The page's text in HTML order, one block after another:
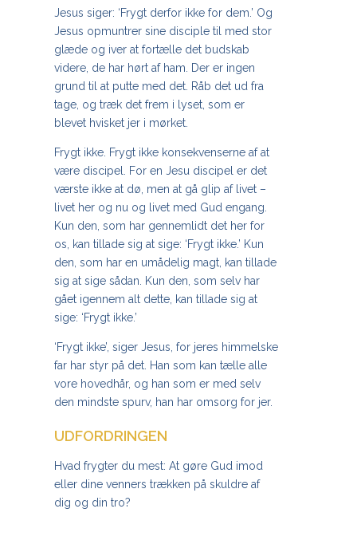
Jesus siger: ‘Frygt derfor ikke for dem.’ Og
Jesus opmuntrer sine disciple til med stor
glæde og iver at fortælle det budskab
videre, de har hørt af ham. Der er ingen
grund til at putte med det. Råb det ud fra
tage, og træk det frem i lyset, som er
blevet hvisket jer i mørket.
Frygt ikke. Frygt ikke konsekvenserne af at
være discipel. For en Jesu discipel er det
værste ikke at dø, men at gå glip af livet –
livet her og nu og livet med Gud engang.
Kun den, som har gennemlidt det her for
os, kan tillade sig at sige: ‘Frygt ikke.’ Kun
den, som har en umådelig magt, kan tillade
sig at sige sådan. Kun den, som selv har
gået igennem alt dette, kan tillade sig at
sige: ‘Frygt ikke.’
‘Frygt ikke’, siger Jesus, for jeres himmelske
far har styr på det. Han som kan tælle alle
vore hovedhår, og han som er med selv
den mindste spurv, han har omsorg for jer.
UDFORDRINGEN
Hvad frygter du mest: At gøre Gud imod
eller dine venners trækken på skuldre af
dig og din tro?